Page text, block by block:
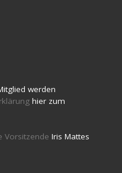
werden
hier zum
Vorsitzende Iris Mattes